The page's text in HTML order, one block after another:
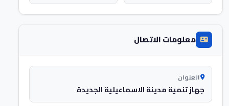
معلومات الاتصال
العنوان
جهاز تنمية مدينة الاسماعيلية الجديدة